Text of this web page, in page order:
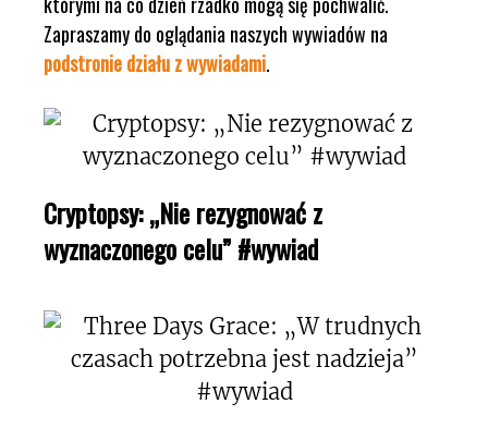
Zapraszamy do oglądania naszych wywiadów na
podstronie działu z wywiadami.
Cryptopsy: „Nie rezygnować z
wyznaczonego celu” #wywiad